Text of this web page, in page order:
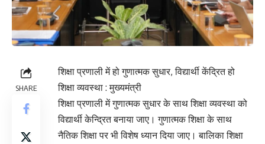
SHARE
शिक्षा प्रणाली में हो गुणात्मक सुधार, विद्यार्थी केंद्रित हो
शिक्षा व्यवस्था : मुख्यमंत्री
शिक्षा प्रणाली में गुणात्मक सुधार के साथ शिक्षा व्यवस्था को
विद्यार्थी केन्द्रित बनाया जाए। गुणात्मक शिक्षा के साथ
नैतिक शिक्षा पर भी विशेष ध्यान दिया जाए। बालिका शिक्षा